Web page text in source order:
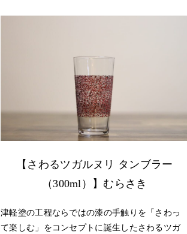
【さわるツガルヌリ タンブラー
（300ml）】むらさき
津軽塗の工程ならではの漆の手触りを「さわっ
て楽しむ」をコンセプトに誕生したさわるツガ